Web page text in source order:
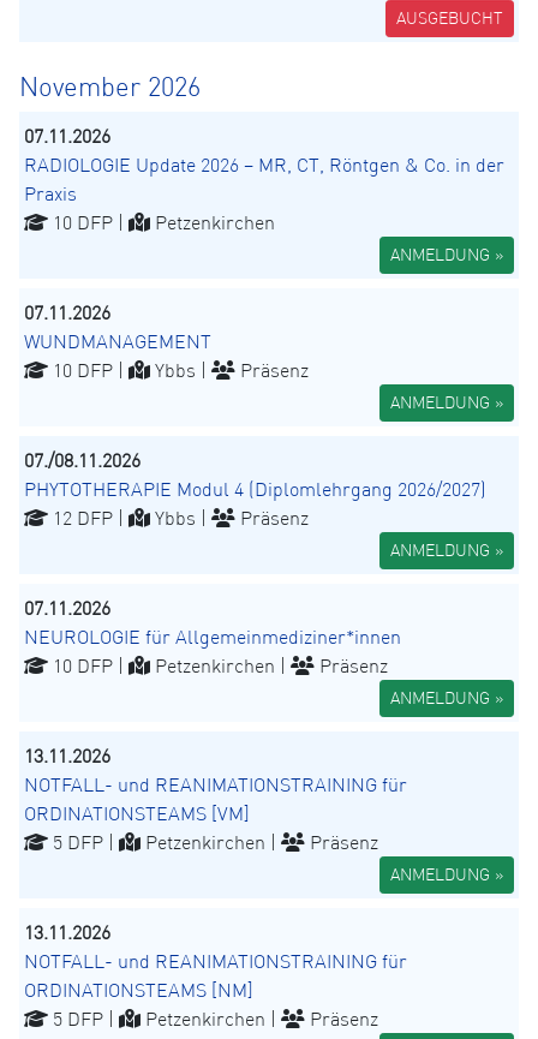
AUSGEBUCHT
November 2026
07.11.2026
RADIOLOGIE Update 2026 – MR, CT, Röntgen & Co. in der
Praxis
10 DFP |
Petzenkirchen
ANMELDUNG »
07.11.2026
WUNDMANAGEMENT
10 DFP |
Ybbs | Präsenz
ANMELDUNG »
07./08.11.2026
PHYTOTHERAPIE Modul 4 (Diplomlehrgang 2026/2027)
12 DFP |
Ybbs | Präsenz
ANMELDUNG »
07.11.2026
NEUROLOGIE für Allgemeinmediziner*innen
10 DFP |
Petzenkirchen | Präsenz
ANMELDUNG »
13.11.2026
NOTFALL- und REANIMATIONSTRAINING für
ORDINATIONSTEAMS [VM]
5 DFP |
Petzenkirchen | Präsenz
ANMELDUNG »
13.11.2026
NOTFALL- und REANIMATIONSTRAINING für
ORDINATIONSTEAMS [NM]
5 DFP |
Petzenkirchen | Präsenz